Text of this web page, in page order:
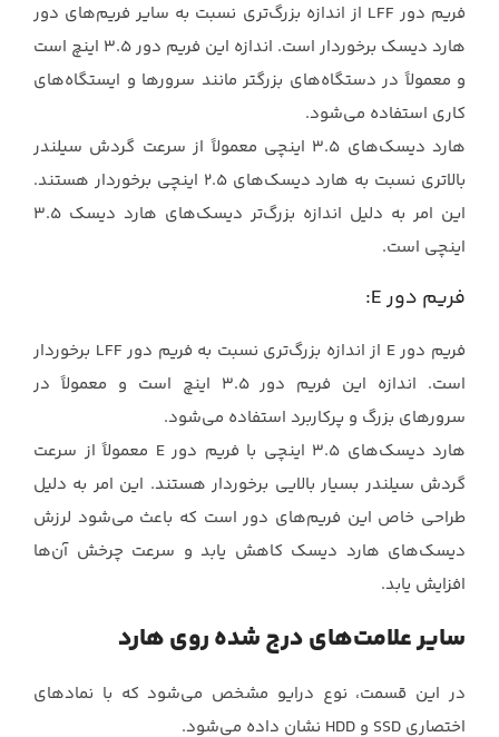
فریم دور ‏LFF‏ از اندازه بزرگ‌تری نسبت به سایر فریم‌های دور
هارد دیسک برخوردار است. اندازه ‏این فریم دور 3.5 اینچ است
و معمولاً در دستگاه‌های بزرگتر مانند سرورها و ایستگاه‌های
کاری ‏استفاده می‌شود.‏
هارد دیسک‌های 3.5 اینچی معمولاً از سرعت گردش سیلندر
بالاتری نسبت به هارد دیسک‌های 2.5 ‏اینچی برخوردار هستند.
این امر به دلیل اندازه بزرگ‌تر دیسک‌های هارد دیسک 3.5
اینچی است.‏
فریم دور ‏E‏:‏
فریم دور ‏E‏ از اندازه بزرگ‌تری نسبت به فریم دور ‏LFF‏ برخوردار
است. اندازه این فریم دور 3.5 ‏اینچ است و معمولاً در
سرورهای بزرگ و پرکاربرد استفاده می‌شود.‏
هارد دیسک‌های 3.5 اینچی با فریم دور ‏E‏ معمولاً از سرعت
گردش سیلندر بسیار بالایی برخوردار ‏هستند. این امر به دلیل
طراحی خاص این فریم‌های دور است که باعث می‌شود لرزش
دیسک‌های هارد ‏دیسک کاهش یابد و سرعت چرخش آن‌ها
افزایش یابد.‏
سایر علامت‌های درج شده روی هارد
در این قسمت، نوع درایو مشخص می‌شود که با نمادهای
اختصاری ‏SSD‏ و ‏HDD‏ نشان داده می‌شود.‏